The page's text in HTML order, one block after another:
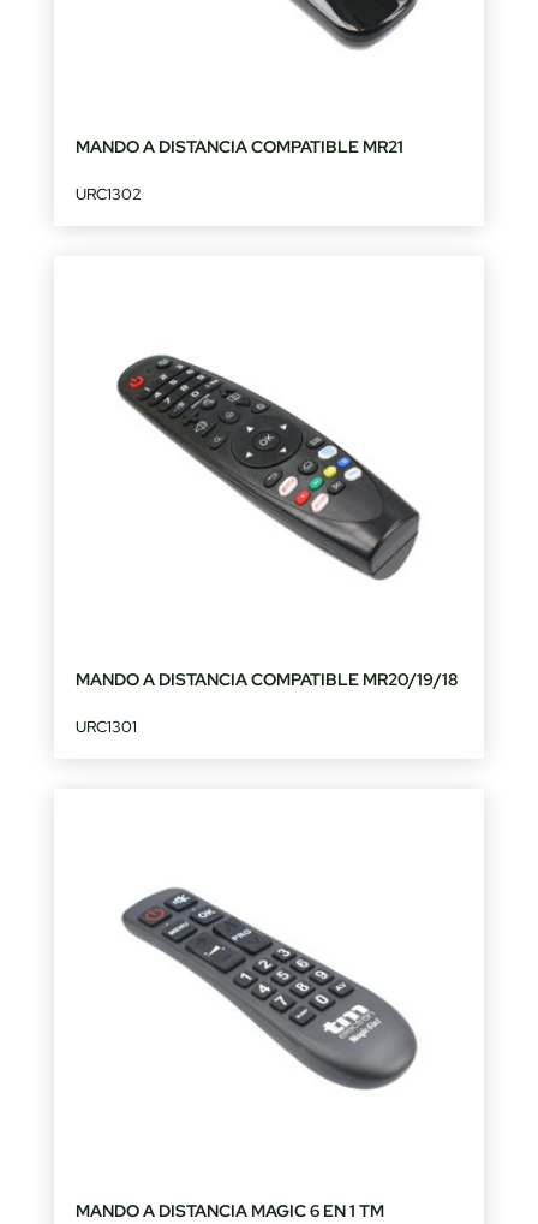
MANDO A DISTANCIA COMPATIBLE MR21
URC1302
MANDO A DISTANCIA COMPATIBLE MR20/19/18
URC1301
MANDO A DISTANCIA MAGIC 6 EN 1 TM